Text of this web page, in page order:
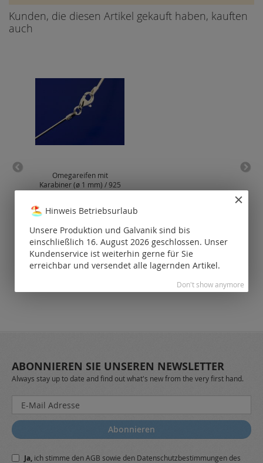
Kunden, die diesen Artikel gekauft haben, kauften
auch
Omegareifen mit
Karabiner (ø 1 mm) / 925
Preise nur für
Kunden
sichtbar.
ABONNIEREN SIE UNSEREN NEWSLETTER
Always stay up to date and find out what's new from the very first hand.
Melden
Sie
sich
für
Newsletter
Abonnieren
Ja, ich stimme denAGB sowie den Datenschutzbestimmungendes
Hinweis Betriebsurlaub
Unsere Produktion und Galvanik sind bis
einschließlich 16. August 2026 geschlossen. Unser
Kundenservice ist weiterhin gerne für Sie
erreichbar und versendet alle lagernden Artikel.
Don't show anymore